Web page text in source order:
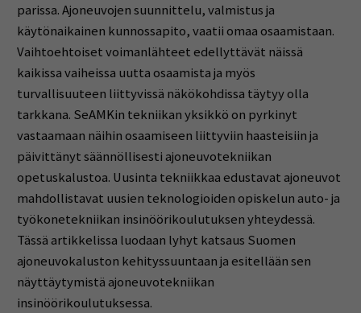
parissa. Ajoneuvojen suunnittelu, valmistus ja
käytönaikainen kunnossapito, vaatii omaa osaamistaan.
Vaihtoehtoiset voimanlähteet edellyttävät näissä
kaikissa vaiheissa uutta osaamista ja myös
turvallisuuteen liittyvissä näkökohdissa täytyy olla
tarkkana. SeAMKin tekniikan yksikkö on pyrkinyt
vastaamaan näihin osaamiseen liittyviin haasteisiin ja
päivittänyt säännöllisesti ajoneuvotekniikan
opetuskalustoa. Uusinta tekniikkaa edustavat ajoneuvot
mahdollistavat uusien teknologioiden opiskelun auto- ja
työkonetekniikan insinöörikoulutuksen yhteydessä.
Tässä artikkelissa luodaan lyhyt katsaus Suomen
ajoneuvokaluston kehityssuuntaan ja esitellään sen
näyttäytymistä ajoneuvotekniikan
insinöörikoulutuksessa.